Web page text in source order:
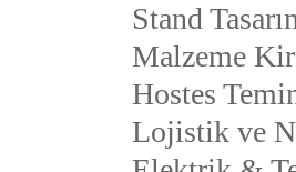
Stand
Malzeme
Hostes
Lojistik ve